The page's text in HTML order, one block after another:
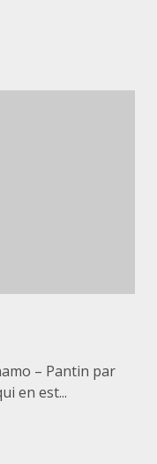
– Pantin par
en est...